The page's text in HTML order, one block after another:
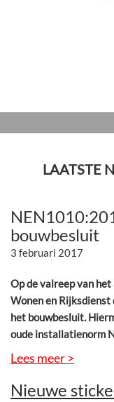
LAATSTE
bouwbesluit
3 februari 2017
Op de valreep van
Wonen en
het bouwbesluit.
oude installatienorm
Lees meer >
Nieuwe